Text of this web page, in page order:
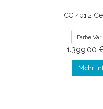
CC 401.2
Farbe
1.399.00
Mehr